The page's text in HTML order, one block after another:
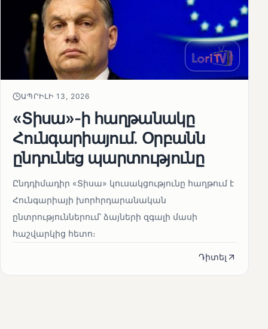
ԱՊՐԻԼԻ 13, 2026
«Տիսա»-ի հաղթանակը
Հունգարիայում․ Օրբանն
ընդունեց պարտությունը
Ընդդիմադիր «Տիսա» կուսակցությունը հաղթում է
Հունգարիայի խորհրդարանական
ընտրություններում՝ ձայների զգալի մասի
հաշվարկից հետո։
Դիտել